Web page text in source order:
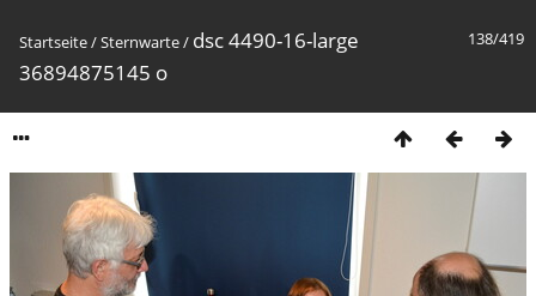
138/419
Startseite/Sternwarte/ dsc 4490-16-large
36894875145 o